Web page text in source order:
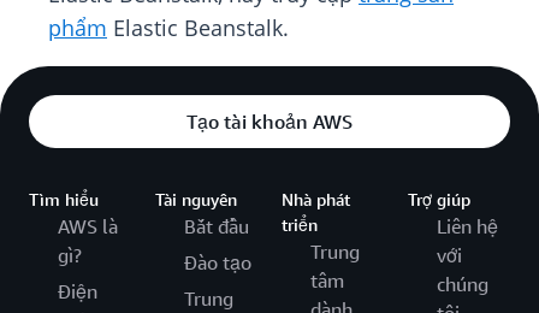
phẩm Elastic Beanstalk.
Tạo tài khoản AWS
Tìm hiểu
AWS là
gì?
Điện
Tài nguyên
Bắt đầu
Đào tạo
Trung
Nhà phát
triển
Trung
tâm
Trợ giúp
Liên hệ
với
chúng